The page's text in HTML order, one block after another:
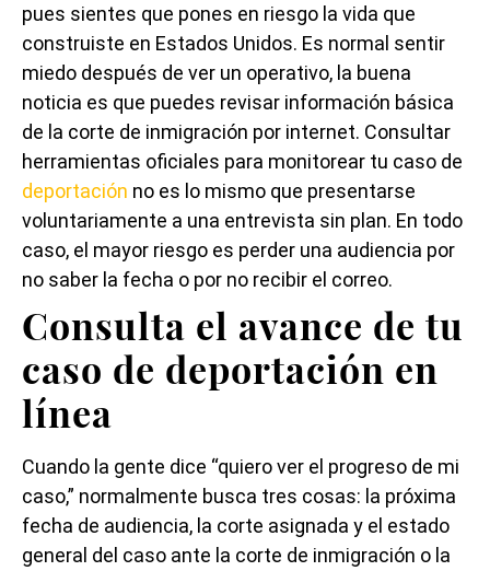
pues sientes que pones en riesgo la vida que
construiste en Estados Unidos. Es normal sentir
miedo después de ver un operativo, la buena
noticia es que puedes revisar información básica
de la corte de inmigración por internet. Consultar
herramientas oficiales para monitorear tu caso de
deportación no es lo mismo que presentarse
voluntariamente a una entrevista sin plan. En todo
caso, el mayor riesgo es perder una audiencia por
no saber la fecha o por no recibir el correo.
Consulta el avance de tu
caso de deportación en
línea
Cuando la gente dice “quiero ver el progreso de mi
caso,” normalmente busca tres cosas: la próxima
fecha de audiencia, la corte asignada y el estado
general del caso ante la corte de inmigración o la